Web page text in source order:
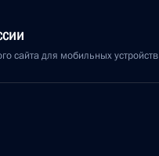
сайта для мобильных устройств